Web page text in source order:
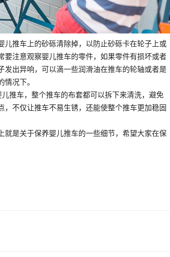
推车上的砂砾清除掉，以防止砂砾卡在轮子上或
注意观察婴儿推车的零件，如果零件有损坏或者
出异响，可以滴一些润滑油在推车的轮轴或者是
况下。
推车，整个推车的布套都可以拆下来清洗，避免
不仅让推车不易生锈，还能使整个推车更加稳固
是关于保养婴儿推车的一些细节，希望大家在保